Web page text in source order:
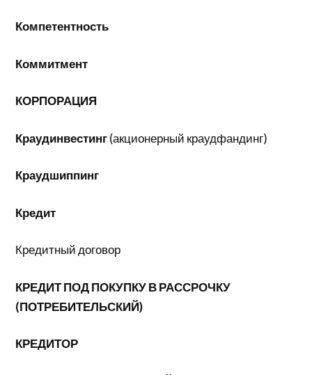
Компетентность
Коммитмент
КОРПОРАЦИЯ
Краудинвестинг(акционерный краудфандинг)
Краудшиппинг
Кредит
Кредитный договор
КРЕДИТ ПОД ПОКУПКУ В РАССРОЧКУ
(ПОТРЕБИТЕЛЬСКИЙ)
КРЕДИТОР